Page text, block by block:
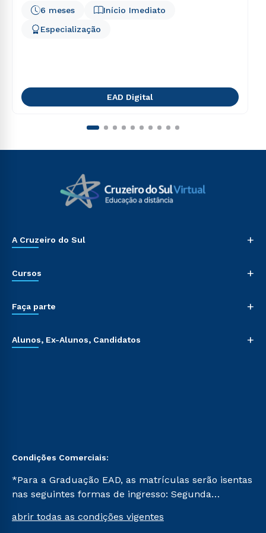
Início Imediato
6 meses
Especialização
EAD Digital
A Cruzeiro do Sul +
Cursos +
Faça parte +
Alunos, Ex-Alunos, Candidatos +
Condições Comerciais:
*Para a Graduação EAD, as matrículas serão isentas
nas seguintes formas de ingresso: Segunda
Já para as demais, a taxa de matrícula será de R$
abrir todas as condições vigentes